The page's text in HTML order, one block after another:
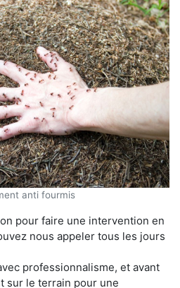
anti fourmis
pour faire une intervention en
nous appeler tous les jours
professionnalisme, et avant
sur le terrain pour une